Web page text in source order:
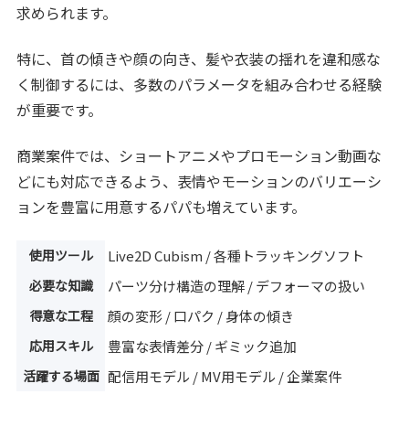
求められます。
特に、首の傾きや顔の向き、髪や衣装の揺れを違和感な
く制御するには、多数のパラメータを組み合わせる経験
が重要です。
商業案件では、ショートアニメやプロモーション動画な
どにも対応できるよう、表情やモーションのバリエーシ
ョンを豊富に用意するパパも増えています。
使用ツール Live2D Cubism / 各種トラッキングソフト
必要な知識 パーツ分け構造の理解 / デフォーマの扱い
得意な工程 顔の変形 / 口パク / 身体の傾き
応用スキル 豊富な表情差分 / ギミック追加
活躍する場面 配信用モデル / MV用モデル / 企業案件